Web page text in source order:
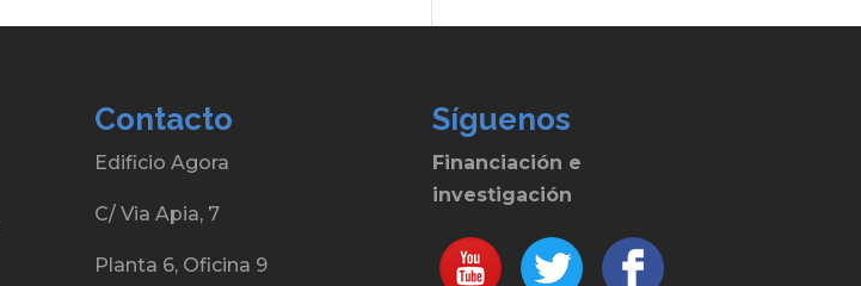
Contacto
Edificio Agora
C/ Via Apia, 7
Planta 6, Oficina 9
Síguenos
Financiación e
investigación